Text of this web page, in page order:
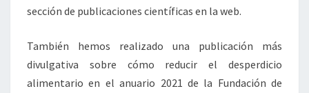
sección de publicaciones científicas en la web.
También hemos realizado una publicación más
divulgativa sobre cómo reducir el desperdicio
alimentario en el anuario 2021 de la Fundación de